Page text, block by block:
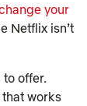
your
Netflix isn’t
offer.
works